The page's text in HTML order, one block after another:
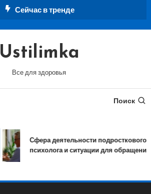
Сейчас в тренде
Ustilimka
Все для здоровья
Поиск
Сфера деятельности подросткового
психолога и ситуации для обращения